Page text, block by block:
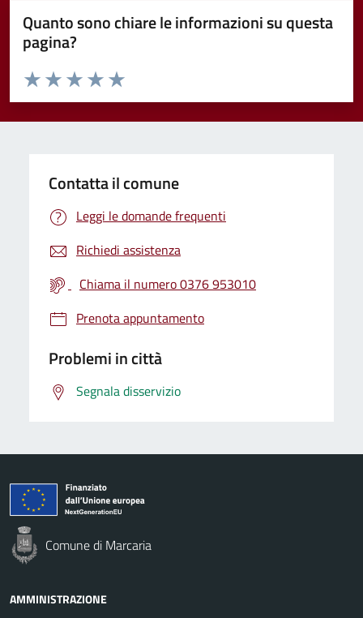
Quanto sono chiare le informazioni su questa
pagina?
Valuta da 1 a 5 stelle la pagina
Valuta 5 stelle su 5
Valuta 4 stelle su 5
Valuta 3 stelle su 5
Valuta 2 stelle su 5
Valuta 1 stelle su 5
Contatta il comune
Leggi le domande frequenti
Richiedi assistenza
Chiama il numero 0376 953010
Prenota appuntamento
Problemi in città
Segnala disservizio
Comune di Marcaria
AMMINISTRAZIONE